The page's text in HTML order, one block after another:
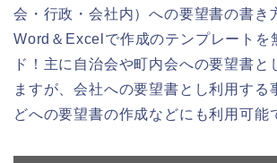
会・行政・会社内）への要望書の書き
Word＆Excelで作成のテンプレートを
ド！主に自治会や町内会への要望書と
ますが、会社への要望書とし利用する
どへの要望書の作成などにも利用可能